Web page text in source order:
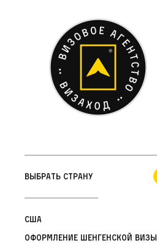
Выбрать страну
США
Оформление шенгенской визы